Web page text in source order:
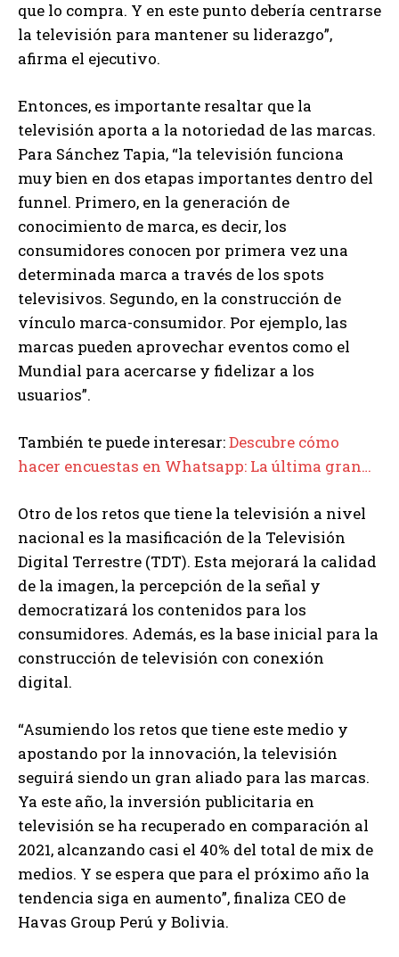
que lo compra. Y en este punto debería centrarse
la televisión para mantener su liderazgo”,
afirma el ejecutivo.
Entonces, es importante resaltar que la
televisión aporta a la notoriedad de las marcas.
Para Sánchez Tapia, “la televisión funciona
muy bien en dos etapas importantes dentro del
funnel. Primero, en la generación de
conocimiento de marca, es decir, los
consumidores conocen por primera vez una
determinada marca a través de los spots
televisivos. Segundo, en la construcción de
vínculo marca-consumidor. Por ejemplo, las
marcas pueden aprovechar eventos como el
Mundial para acercarse y fidelizar a los
usuarios”.
También te puede interesar:Descubre cómo
hacer encuestas en Whatsapp: La última gran…
Otro de los retos que tiene la televisión a nivel
nacional es la masificación de la Televisión
Digital Terrestre (TDT). Esta mejorará la calidad
de la imagen, la percepción de la señal y
democratizará los contenidos para los
consumidores. Además, es la base inicial para la
construcción de televisión con conexión
digital.
“Asumiendo los retos que tiene este medio y
apostando por la innovación, la televisión
seguirá siendo un gran aliado para las marcas.
Ya este año, la inversión publicitaria en
televisión se ha recuperado en comparación al
2021, alcanzando casi el 40% del total de mix de
medios. Y se espera que para el próximo año la
tendencia siga en aumento”, finaliza CEO de
Havas Group Perú y Bolivia.